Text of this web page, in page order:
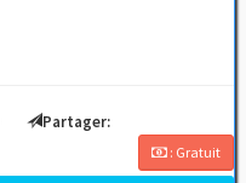
Partager:
: Gratuit